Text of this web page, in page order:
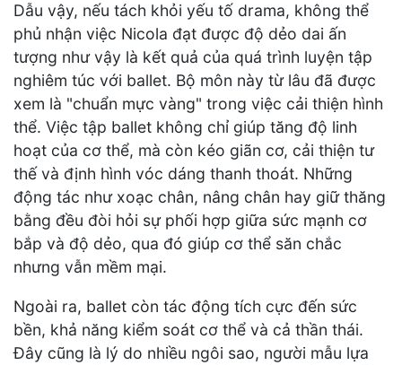
Dẫu vậy, nếu tách khỏi yếu tố drama, không thể
phủ nhận việc Nicola đạt được độ dẻo dai ấn
tượng như vậy là kết quả của quá trình luyện tập
nghiêm túc với ballet. Bộ môn này từ lâu đã được
xem là "chuẩn mực vàng" trong việc cải thiện hình
thể. Việc tập ballet không chỉ giúp tăng độ linh
hoạt của cơ thể, mà còn kéo giãn cơ, cải thiện tư
thế và định hình vóc dáng thanh thoát. Những
động tác như xoạc chân, nâng chân hay giữ thăng
bằng đều đòi hỏi sự phối hợp giữa sức mạnh cơ
bắp và độ dẻo, qua đó giúp cơ thể săn chắc
nhưng vẫn mềm mại.
Ngoài ra, ballet còn tác động tích cực đến sức
bền, khả năng kiểm soát cơ thể và cả thần thái.
Đây cũng là lý do nhiều ngôi sao, người mẫu lựa